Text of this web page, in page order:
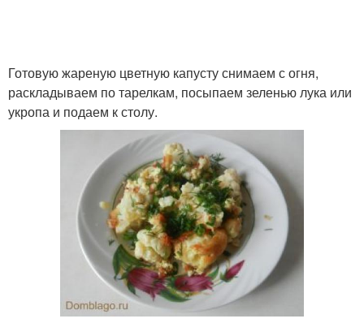
Готовую жареную цветную капусту снимаем с огня,
раскладываем по тарелкам, посыпаем зеленью лука или
укропа и подаем к столу.